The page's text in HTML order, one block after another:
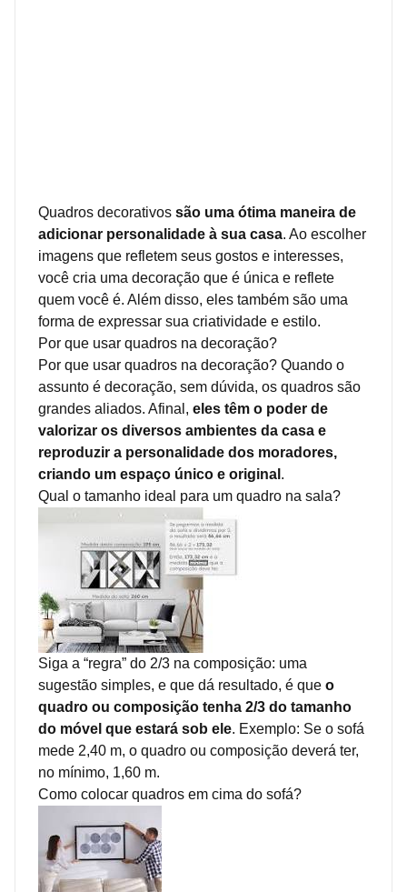
Quadros decorativos são uma ótima maneira de
adicionar personalidade à sua casa. Ao escolher
imagens que refletem seus gostos e interesses,
você cria uma decoração que é única e reflete
quem você é. Além disso, eles também são uma
forma de expressar sua criatividade e estilo.
Por que usar quadros na decoração?
Por que usar quadros na decoração? Quando o
assunto é decoração, sem dúvida, os quadros são
grandes aliados. Afinal, eles têm o poder de
valorizar os diversos ambientes da casa e
reproduzir a personalidade dos moradores,
criando um espaço único e original .
Qual o tamanho ideal para um quadro na sala?
Siga a “regra” do 2/3 na composição: uma
sugestão simples, e que dá resultado, é que o
quadro ou composição tenha 2/3 do tamanho
do móvel que estará sob ele. Exemplo: Se o sofá
mede 2,40 m, o quadro ou composição deverá ter,
no mínimo, 1,60 m.
Como colocar quadros em cima do sofá?